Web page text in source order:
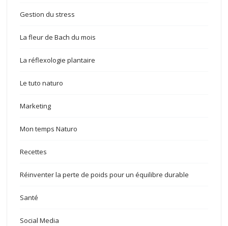
Gestion du stress
La fleur de Bach du mois
La réflexologie plantaire
Le tuto naturo
Marketing
Mon temps Naturo
Recettes
Réinventer la perte de poids pour un équilibre durable
Santé
Social Media